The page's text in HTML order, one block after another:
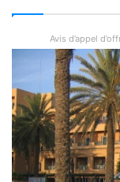
Avis d’appel